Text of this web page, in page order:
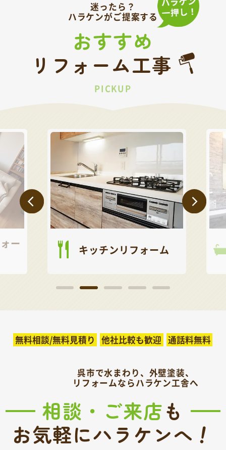
迷ったら？
ハラケンがご提案する
おすすめ
リフォーム工事
PICKUP
ー キッチンリフォーム
無料相談/無料見積り 他社比較も歓迎 通話料無料
呉市で水まわり、外壁塗装、
リフォームならハラケン工舎へ
相談・ご来店も
お気軽にハラケンへ！